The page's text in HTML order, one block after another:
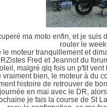
ma moto enfin, et je suis
rouler le week
le moteur tranquillement et
Fred et Jeannot du
malgré qlq fois un p'tit
vraiment bien, le moteur à du
histoire de retrouver de
journée en mai avec le DR,
je fais la course de St